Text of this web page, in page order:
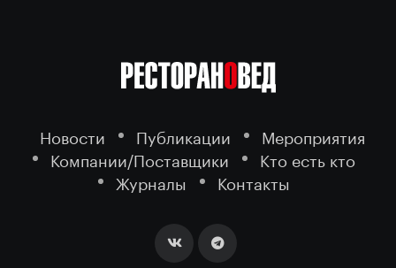
Новости Публикации
Мероприятия
Компании/Поставщики
Кто есть кто
Журналы
Контакты